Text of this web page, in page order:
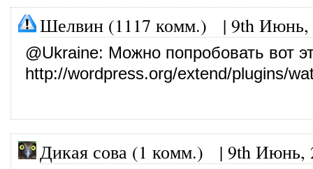
Шелвин (1117 комм.) | 9th Июнь,
@Ukraine: Можно попробовать вот
http://wordpress.org/extend/plugins/
Дикая сова (1 комм.) | 9th Июнь,